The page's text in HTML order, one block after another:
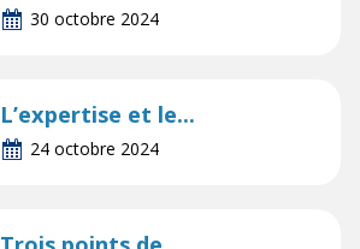
30 octobre 2024
L’expertise et le...
24 octobre 2024